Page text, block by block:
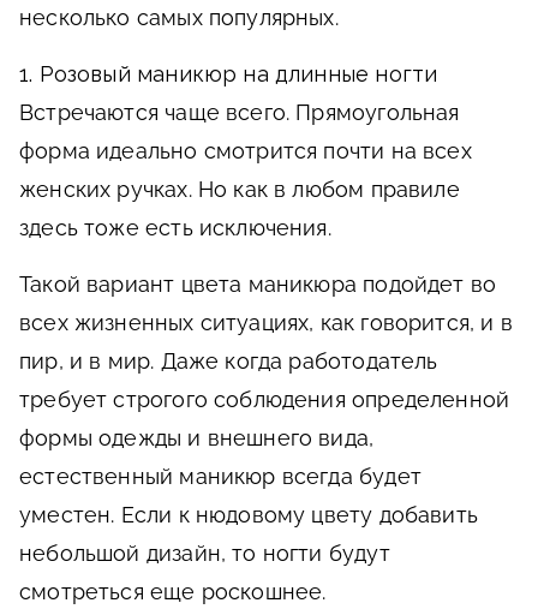
несколько самых популярных.
1. Розовый маникюр на длинные ногти
Встречаются чаще всего. Прямоугольная
форма идеально смотрится почти на всех
женских ручках. Но как в любом правиле
здесь тоже есть исключения.
Такой вариант цвета маникюра подойдет во
всех жизненных ситуациях, как говорится, и в
пир, и в мир. Даже когда работодатель
требует строгого соблюдения определенной
формы одежды и внешнего вида,
естественный маникюр всегда будет
уместен. Если к нюдовому цвету добавить
небольшой дизайн, то ногти будут
смотреться еще роскошнее.